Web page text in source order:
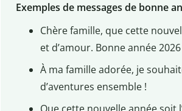
Exemples de messages de bonne
Chère famille, que cette
et d’amour. Bonne année 2026
À ma famille adorée, je
d’aventures ensemble !